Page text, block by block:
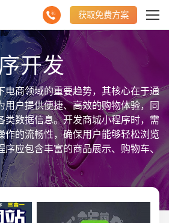
获取免费方案
开发
电商领域的重要趋势，其核心在于通
用户提供便捷、高效的购物体验，同
类数据信息。开发商城小程序时，需
作的流畅性，确保用户能够轻松浏览
序应包含丰富的商品展示、购物车、
以满足用户的多样化购物需求。同
商城小程序能实时追踪用户行为，
策略支持。为了提升用户体验，小程
速度和稳定的运行性能。总之，商城
性的项目，旨在通过聚合并展示商城